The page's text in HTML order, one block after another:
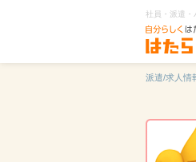
社員・派遣・
派遣/求人情